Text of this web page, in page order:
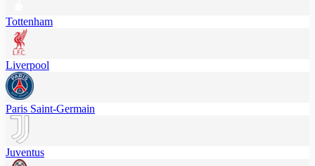
Tottenham
Liverpool
Paris Saint-Germain
Juventus